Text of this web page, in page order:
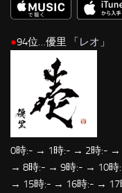
●94位…優里 「レオ 」
0時:- → 1時:- → 2時:-
→ 8時:- → 9時:- → 10
→ 15時:- → 16時:- →